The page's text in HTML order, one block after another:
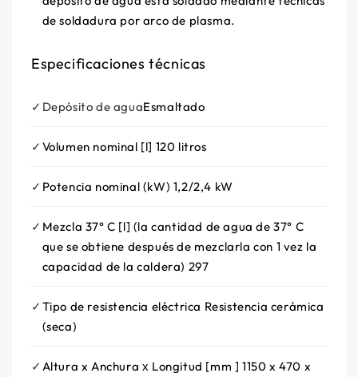
de soldadura por arco de plasma.
Especificaciones técnicas
Depósito de aguaEsmaltado
Volumen nominal [l] 120 litros
Potencia nominal (kW) 1,2/2,4 kW
Mezcla 37° C [l] (la cantidad de agua de 37° C
que se obtiene después de mezclarla con 1 vez la
capacidad de la caldera) 297
Tipo de resistencia eléctrica Resistencia cerámica
(seca)
Altura x Anchura х Longitud [mm ]1150 x 470 x